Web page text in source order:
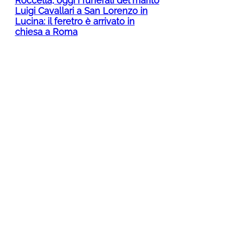
Luigi Cavallari a San Lorenzo in
Lucina: il feretro è arrivato in
chiesa a Roma